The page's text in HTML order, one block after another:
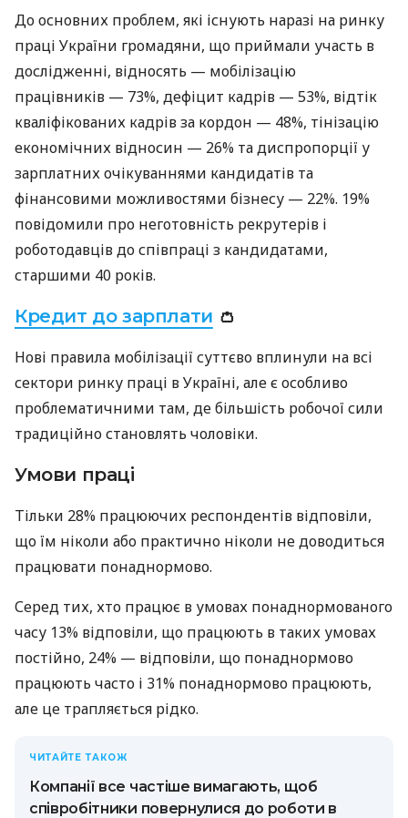
До основних проблем, які існують наразі на ринку
праці України громадяни, що приймали участь в
дослідженні, відносять — мобілізацію
працівників — 73%, дефіцит кадрів — 53%, відтік
кваліфікованих кадрів за кордон — 48%, тінізацію
економічних відносин — 26% та диспропорції у
зарплатних очікуваннями кандидатів та
фінансовими можливостями бізнесу — 22%. 19%
повідомили про неготовність рекрутерів і
роботодавців до співпраці з кандидатами,
старшими 40 років.
Кредит до зарплати 👛
Нові правила мобілізації суттєво вплинули на всі
сектори ринку праці в Україні, але є особливо
проблематичними там, де більшість робочої сили
традиційно становлять чоловіки.
Умови праці
Тільки 28% працюючих респондентів відповіли,
що їм ніколи або практично ніколи не доводиться
працювати понаднормово.
Серед тих, хто працює в умовах понаднормованого
часу 13% відповіли, що працюють в таких умовах
постійно, 24% — відповіли, що понаднормово
працюють часто і 31% понаднормово працюють,
але це трапляється рідко.
ЧИТАЙТЕ ТАКОЖ
Компанії все частіше вимагають, щоб
співробітники повернулися до роботи в